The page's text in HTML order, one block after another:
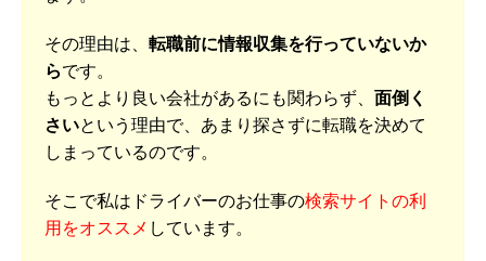
その理由は、 転職前に情報収集を行っていないか
らです。
もっとより良い会社があるにも関わらず、 面倒く
さいという理由で、あまり探さずに転職を決めて
しまっているのです。
そこで私はドライバーのお仕事の検索サイトの利
用をオススメ しています。